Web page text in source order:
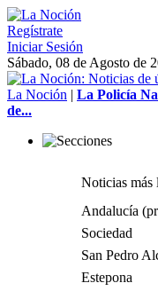
Regístrate
Iniciar Sesión
Sábado, 08 de Agosto de
La Noción | La Policía
de...
Noticias más
Andalucía
Sociedad
San Pedro
Estepona